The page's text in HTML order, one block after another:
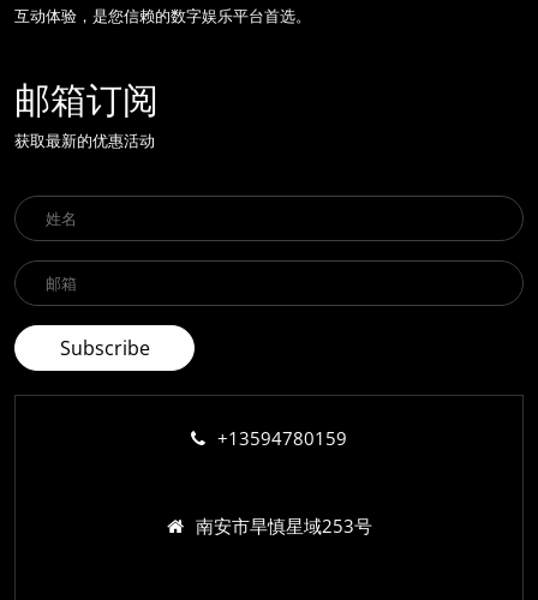
互动体验，是您信赖的数字娱乐平台首选。
邮箱订阅
获取最新的优惠活动
+13594780159
南安市旱慎星域253号